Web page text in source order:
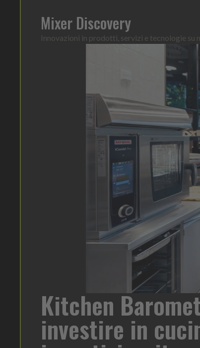
Mixer Discovery
Innovazioni in prodotti, servizi e tecnologie su
attraversando una fase di forte trasformazione. A
condotto da Statista per Rational, che
sotto pressione